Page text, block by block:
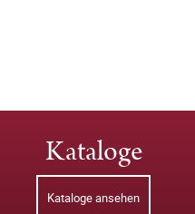
Kataloge
Kataloge ansehen